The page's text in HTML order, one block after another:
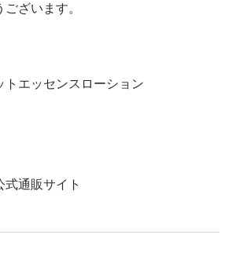
ざいます。
エッセンスローション
通販サイト
す。